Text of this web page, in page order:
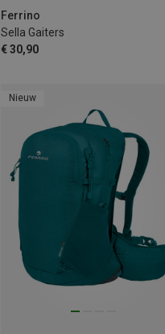
Ferrino
Sella Gaiters
€ 30,90
Nieuw